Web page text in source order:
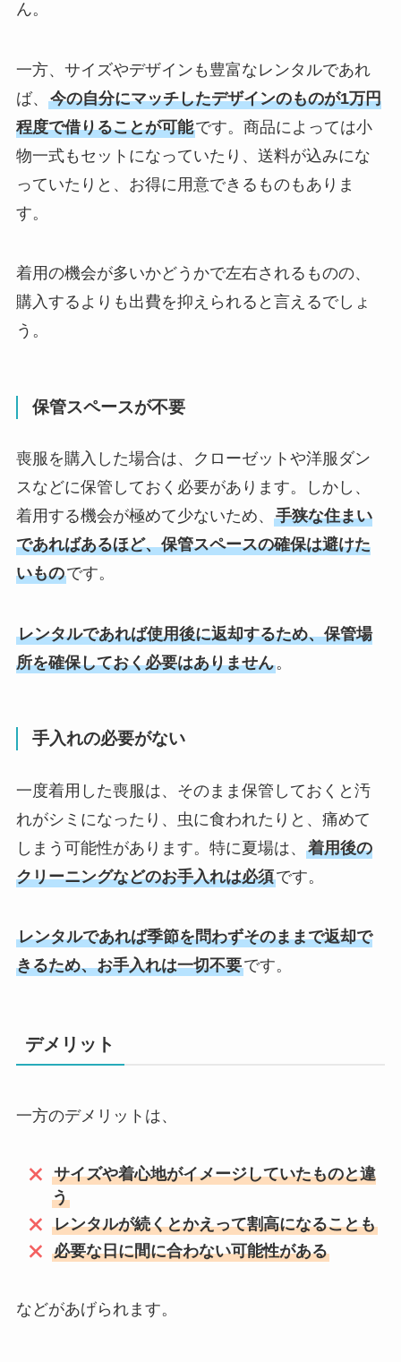
ん。
一方、サイズやデザインも豊富なレンタルであれ
ば、 今の自分にマッチしたデザインのものが1万円
程度で借りることが可能です。商品によっては小
物一式もセットになっていたり、送料が込みにな
っていたりと、お得に用意できるものもありま
す。
着用の機会が多いかどうかで左右されるものの、
購入するよりも出費を抑えられると言えるでしょ
う。
保管スペースが不要
喪服を購入した場合は、クローゼットや洋服ダン
スなどに保管しておく必要があります。しかし、
着用する機会が極めて少ないため、 手狭な住まい
であればあるほど、保管スペースの確保は避けた
いものです。
レンタルであれば使用後に返却するため、保管場
所を確保しておく必要はありません。
手入れの必要がない
一度着用した喪服は、そのまま保管しておくと汚
れがシミになったり、虫に食われたりと、痛めて
しまう可能性があります。特に夏場は、 着用後の
クリーニングなどのお手入れは必須です。
レンタルであれば季節を問わずそのままで返却で
きるため、お手入れは一切不要です。
デメリット
一方のデメリットは、
サイズや着心地がイメージしていたものと違
う
レンタルが続くとかえって割高になることも
必要な日に間に合わない可能性がある
などがあげられます。